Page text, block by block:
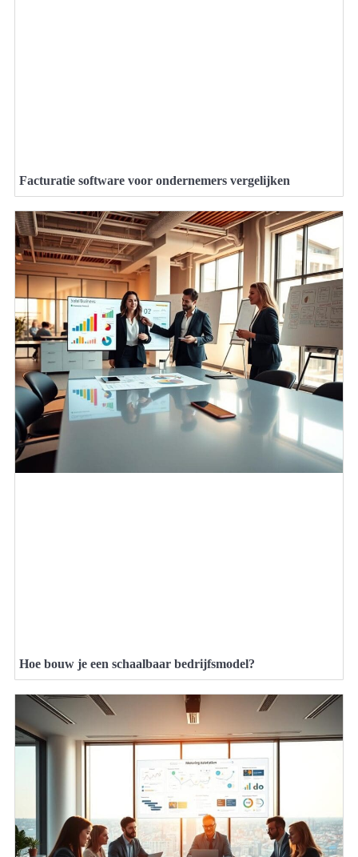
Facturatie software voor ondernemers vergelijken
Hoe bouw je een schaalbaar bedrijfsmodel?